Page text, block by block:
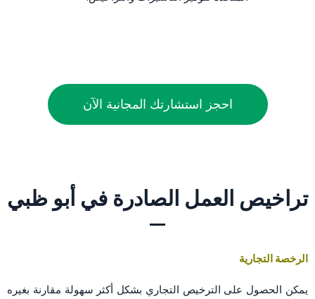
احجز استشارتك المجانية الآن
تراخيص العمل الصادرة في أبو ظبي
الرخصة التجارية
يمكن الحصول على الترخيص التجاري بشكل أكثر سهولة مقارنة بغيره